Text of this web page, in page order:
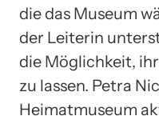
die das Museum
der Leiterin
die Möglichkeit,
zu lassen. Petra
Heimatmuseum